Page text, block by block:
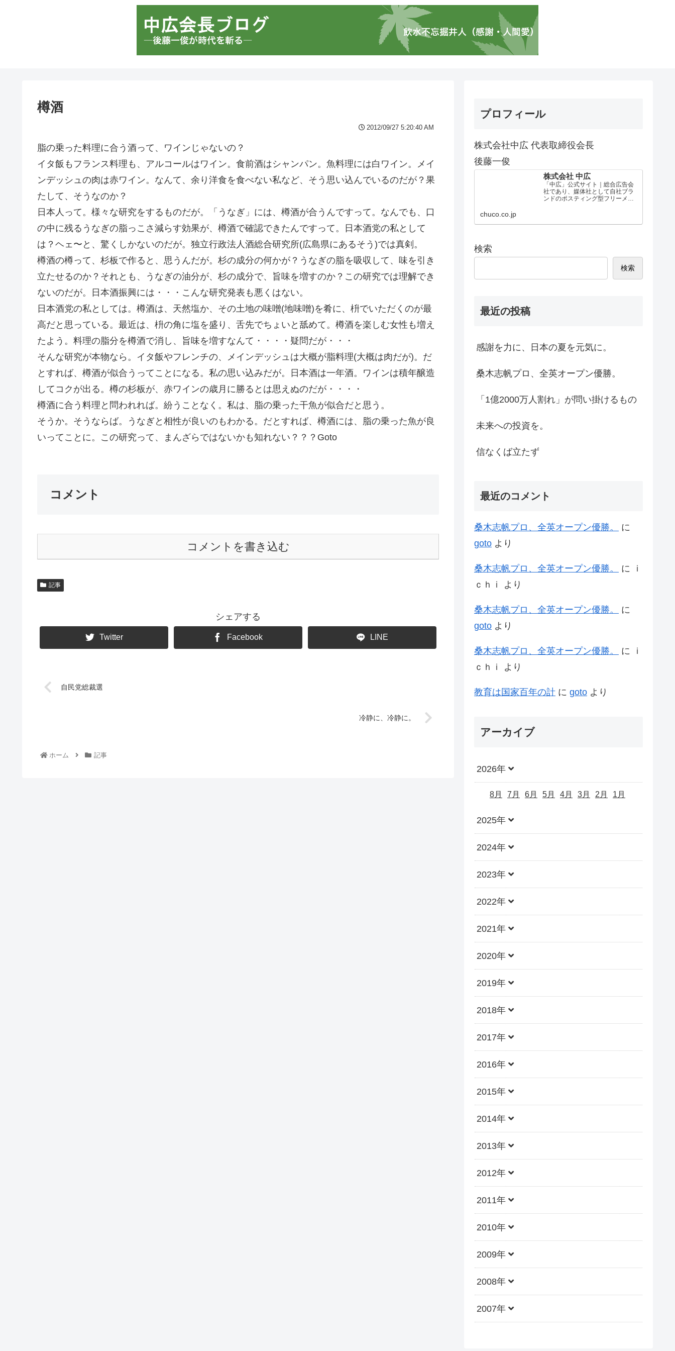
樽酒
2012/09/27 5:20:40 AM
脂の乗った料理に合う酒って、ワインじゃないの？
イタ飯もフランス料理も、アルコールはワイン。食前酒はシャンパン。魚料理には白ワイン。メイ
ンデッシュの肉は赤ワイン。なんて、余り洋食を食べない私など、そう思い込んでいるのだが？果
たして、そうなのか？
日本人って。様々な研究をするものだが。「うなぎ」には、樽酒が合うんですって。なんでも、口
の中に残るうなぎの脂っこさ減らす効果が、樽酒で確認できたんですって。日本酒党の私として
は？ヘェ〜と、驚くしかないのだが。独立行政法人酒総合研究所(広島県にあるそう)では真剣。
樽酒の樽って、杉板で作ると、思うんだが。杉の成分の何かが？うなぎの脂を吸収して、味を引き
立たせるのか？それとも、うなぎの油分が、杉の成分で、旨味を増すのか？この研究では理解でき
ないのだが。日本酒振興には・・・こんな研究発表も悪くはない。
日本酒党の私としては。樽酒は、天然塩か、その土地の味噌(地味噌)を肴に、枡でいただくのが最
高だと思っている。最近は、枡の角に塩を盛り、舌先でちょいと舐めて。樽酒を楽しむ女性も増え
たよう。料理の脂分を樽酒で消し、旨味を増すなんて・・・・疑問だが・・・
そんな研究が本物なら。イタ飯やフレンチの、メインデッシュは大概が脂料理(大概は肉だが)。だ
とすれば、樽酒が似合うってことになる。私の思い込みだが。日本酒は一年酒。ワインは積年醸造
してコクが出る。樽の杉板が、赤ワインの歳月に勝るとは思えぬのだが・・・・
樽酒に合う料理と問われれば。紛うことなく。私は、脂の乗った干魚が似合だと思う。
そうか。そうならば。うなぎと相性が良いのもわかる。だとすれば、樽酒には、脂の乗った魚が良
いってことに。この研究って、まんざらではないかも知れない？？？Goto
コメント
コメントを書き込む
記事
シェアする
Twitter Facebook LINE
自民党総裁選
冷静に、冷静に。
ホーム 記事
プロフィール
株式会社中広 代表取締役会長
後藤一俊
株式会社 中広
「中広」公式サイト｜総合広告会
社であり、媒体社として自社ブラ
ンドのポスティング型フリーメデ
chuco.co.jp
検索
検索
最近の投稿
感謝を力に、日本の夏を元気に。
桑木志帆プロ、全英オープン優勝。
「1億2000万人割れ」が問い掛けるもの
未来への投資を。
信なくば立たず
最近のコメント
桑木志帆プロ、全英オープン優勝。
に
goto より
桑木志帆プロ、全英オープン優勝。 に
ｉ
ｃｈｉ
より
桑木志帆プロ、全英オープン優勝。
に
goto より
桑木志帆プロ、全英オープン優勝。 に
ｉ
ｃｈｉ
より
教育は国家百年の計 に goto より
アーカイブ
2026年
8月 7月 6月 5月 4月 3月 2月 1月
2025年
2024年
2023年
2022年
2021年
2020年
2019年
2018年
2017年
2016年
2015年
2014年
2013年
2012年
2011年
2010年
2009年
2008年
2007年